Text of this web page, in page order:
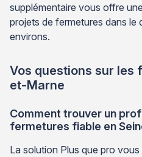
supplémentaire vous offre
projets de fermetures dans le
environs.
Vos questions sur les
et-Marne
Comment trouver un
fermetures fiable en
La solution Plus que pro